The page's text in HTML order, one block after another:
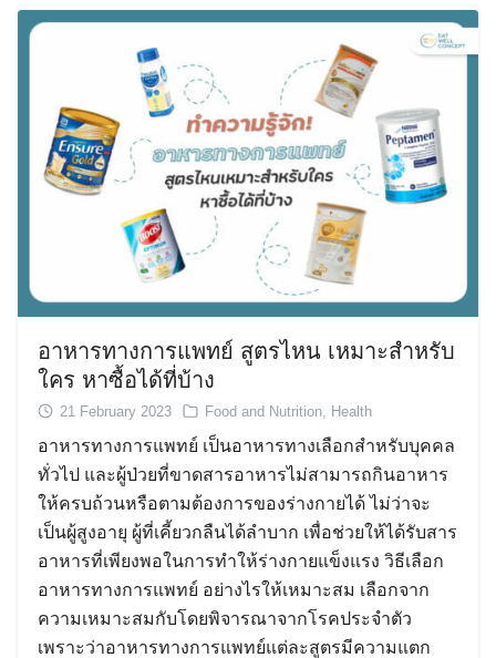
อาหารทางการแพทย์ สูตรไหน เหมาะสำหรับ
ใคร หาซื้อได้ที่บ้าง
21 February 2023 Food and Nutrition Health
อาหารทางการแพทย์ เป็นอาหารทางเลือกสำหรับบุคคล
ทั่วไป และผู้ป่วยที่ขาดสารอาหารไม่สามารถกินอาหาร
ให้ครบถ้วนหรือตามต้องการของร่างกายได้ ไม่ว่าจะ
เป็นผู้สูงอายุ ผู้ที่เคี้ยวกลืนได้ลำบาก เพื่อช่วยให้ได้รับสาร
อาหารที่เพียงพอในการทำให้ร่างกายแข็งแรง วิธีเลือก
อาหารทางการแพทย์ อย่างไรให้เหมาะสม เลือกจาก
ความเหมาะสมกับโดยพิจารณาจากโรคประจำตัว
เพราะว่าอาหารทางการแพทย์แต่ละสูตรมีความแตก